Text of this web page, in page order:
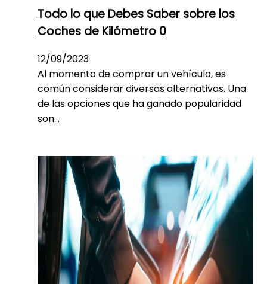
Todo lo que Debes Saber sobre los
Coches de Kilómetro 0
12/09/2023
Al momento de comprar un vehículo, es
común considerar diversas alternativas. Una
de las opciones que ha ganado popularidad
son…